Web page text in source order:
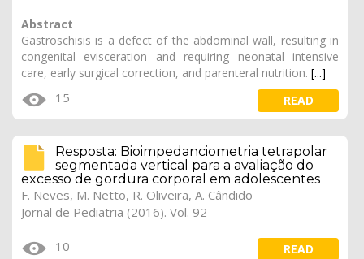
Abstract
Gastroschisis is a defect of the abdominal wall, resulting in
congenital evisceration and requiring neonatal intensive
care, early surgical correction, and parenteral nutrition. [...]
15 READ
Resposta: Bioimpedanciometria tetrapolar
segmentada vertical para a avaliação do
excesso de gordura corporal em adolescentes
F. Neves, M. Netto, R. Oliveira, A. Cândido
Jornal de Pediatria (2016). Vol. 92
10 READ